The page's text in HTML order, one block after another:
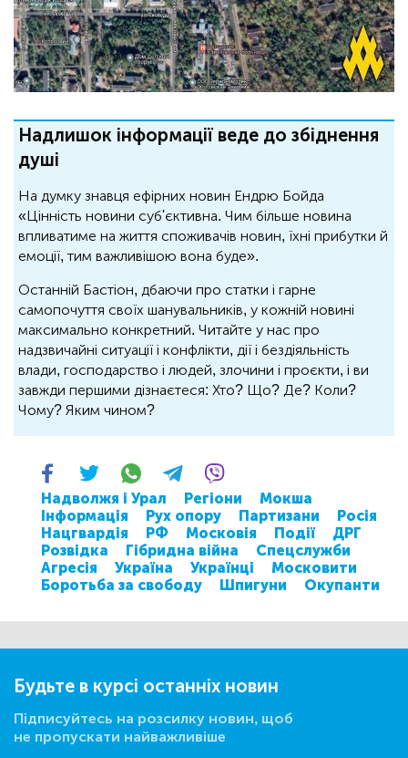
Надлишок інформації веде до збіднення
душі
На думку знавця ефірних новин Ендрю Бойда
«Цінність новини суб'єктивна. Чим більше новина
впливатиме на життя споживачів новин, їхні прибутки й
емоції, тим важливішою вона буде».
Останній Бастіон, дбаючи про статки і гарне
самопочуття своїх шанувальників, у кожній новині
максимально конкретний. Читайте у нас про
надзвичайні ситуації і конфлікти, дії і бездіяльність
влади, господарство і людей, злочини і проєкти, і ви
завжди першими дізнаєтеся: Хто? Що? Де? Коли?
Чому? Яким чином?
Надволжя і Урал Регіони
Мокша
Інформація
Рух опору Партизани
Росія
Нацгвардія
РФ Московія Події
ДРГ
Розвідка
Гібридна війна
Спецслужби
Агресія
Україна Українці
Московити
Боротьба за свободу
Шпигуни Окупанти
Будьте в курсі останніх новин
Підписуйтесь на розсилку новин, щоб
не пропускати найважливіше